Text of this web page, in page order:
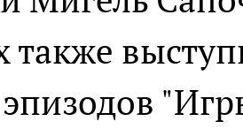
также